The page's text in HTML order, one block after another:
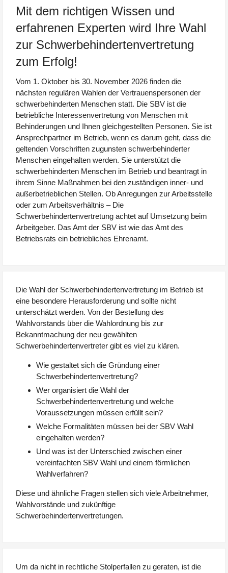
Mit dem richtigen Wissen und
erfahrenen Experten wird Ihre Wahl
zur Schwerbehindertenvertretung
zum Erfolg!
Vom 1. Oktober bis 30. November 2026 finden die
nächsten regulären Wahlen der Vertrauenspersonen der
schwerbehinderten Menschen statt. Die SBV ist die
betriebliche Interessenvertretung von Menschen mit
Behinderungen und Ihnen gleichgestellten Personen. Sie ist
Ansprechpartner im Betrieb, wenn es darum geht, dass die
geltenden Vorschriften zugunsten schwerbehinderter
Menschen eingehalten werden. Sie unterstützt die
schwerbehinderten Menschen im Betrieb und beantragt in
ihrem Sinne Maßnahmen bei den zuständigen inner- und
außerbetrieblichen Stellen. Ob Anregungen zur Arbeitsstelle
oder zum Arbeitsverhältnis – Die
Schwerbehindertenvertretung achtet auf Umsetzung beim
Arbeitgeber. Das Amt der SBV ist wie das Amt des
Betriebsrats ein betriebliches Ehrenamt.
Die Wahl der Schwerbehindertenvertretung im Betrieb ist
eine besondere Herausforderung und sollte nicht
unterschätzt werden. Von der Bestellung des
Wahlvorstands über die Wahlordnung bis zur
Bekanntmachung der neu gewählten
Schwerbehindertenvertreter gibt es viel zu klären.
Wie gestaltet sich die Gründung einer
Schwerbehindertenvertretung?
Wer organisiert die Wahl der
Schwerbehindertenvertretung und welche
Voraussetzungen müssen erfüllt sein?
Welche Formalitäten müssen bei der SBV Wahl
eingehalten werden?
Und was ist der Unterschied zwischen einer
vereinfachten SBV Wahl und einem förmlichen
Wahlverfahren?
Diese und ähnliche Fragen stellen sich viele Arbeitnehmer,
Wahlvorstände und zukünftige
Schwerbehindertenvertretungen.
Um da nicht in rechtliche Stolperfallen zu geraten, ist die